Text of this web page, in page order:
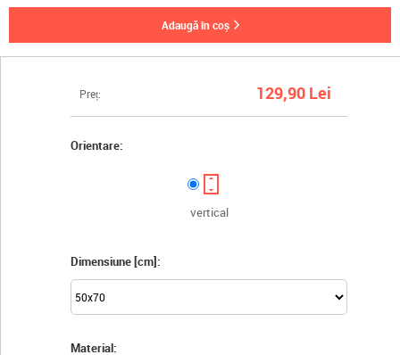
Preț: 129,90 Lei
Orientare:
vertical
Dimensiune [cm]:
Material:
adaugă în coș